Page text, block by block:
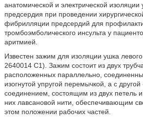
анатомической и электрической изоляции
предсердия при проведении
фибрилляции предсердий для
тромбоэмболического инсульта у
аритмией.
Известен зажим для изоляции ушка
2640014 С1). Зажим состоит из двух
расположенных параллельно,
изогнутой упругой перемычкой, а с
соединением, состоящим из двух петель
них лавсановой нити, обеспечивающим
этом положении рабочих частей.